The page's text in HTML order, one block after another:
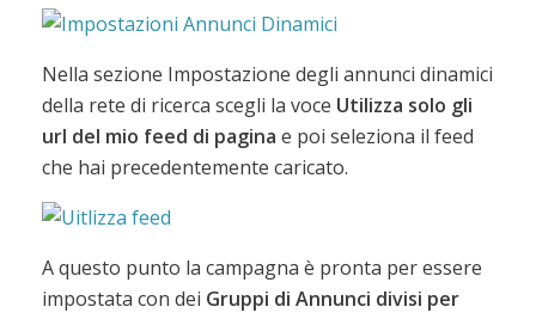
Nella sezione Impostazione degli annunci dinamici
della rete di ricerca scegli la voce Utilizza solo gli
url del mio feed di pagina e poi seleziona il feed
che hai precedentemente caricato.
A questo punto la campagna è pronta per essere
impostata con dei Gruppi di Annunci divisi per